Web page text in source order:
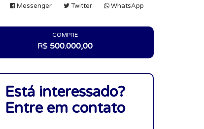
Messenger Twitter WhatsApp
COMPRE
R$ 500.000,00
Está interessado?
Entre em contato